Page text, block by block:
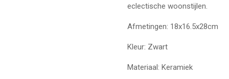
eclectische woonstijlen.
Afmetingen: 18x16.5x28cm
Kleur: Zwart
Materiaal: Keramiek